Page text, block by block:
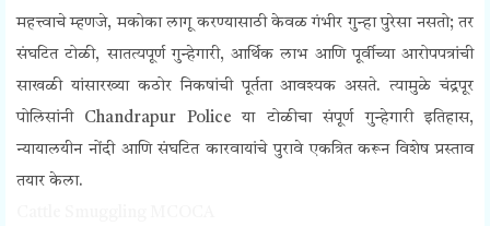
महत्त्वाचे म्हणजे, मकोका लागू करण्यासाठी केवळ गंभीर गुन्हा पुरेसा नसतो; तर
संघटित टोळी, सातत्यपूर्ण गुन्हेगारी, आर्थिक लाभ आणि पूर्वीच्या आरोपपत्रांची
साखळी यांसारख्या कठोर निकषांची पूर्तता आवश्यक असते. त्यामुळे चंद्रपूर
पोलिसांनी Chandrapur Police या टोळीचा संपूर्ण गुन्हेगारी इतिहास,
न्यायालयीन नोंदी आणि संघटित कारवायांचे पुरावे एकत्रित करून विशेष प्रस्ताव
तयार केला.